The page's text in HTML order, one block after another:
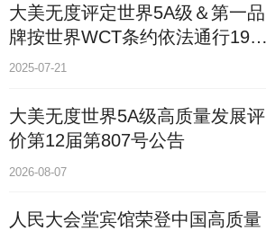
大美无度评定世界5A级＆第一品
牌按世界WCT条约依法通行193
个国家
2025-07-21
大美无度世界5A级高质量发展评
价第12届第807号公告
2026-08-07
人民大会堂宾馆荣登中国高质量